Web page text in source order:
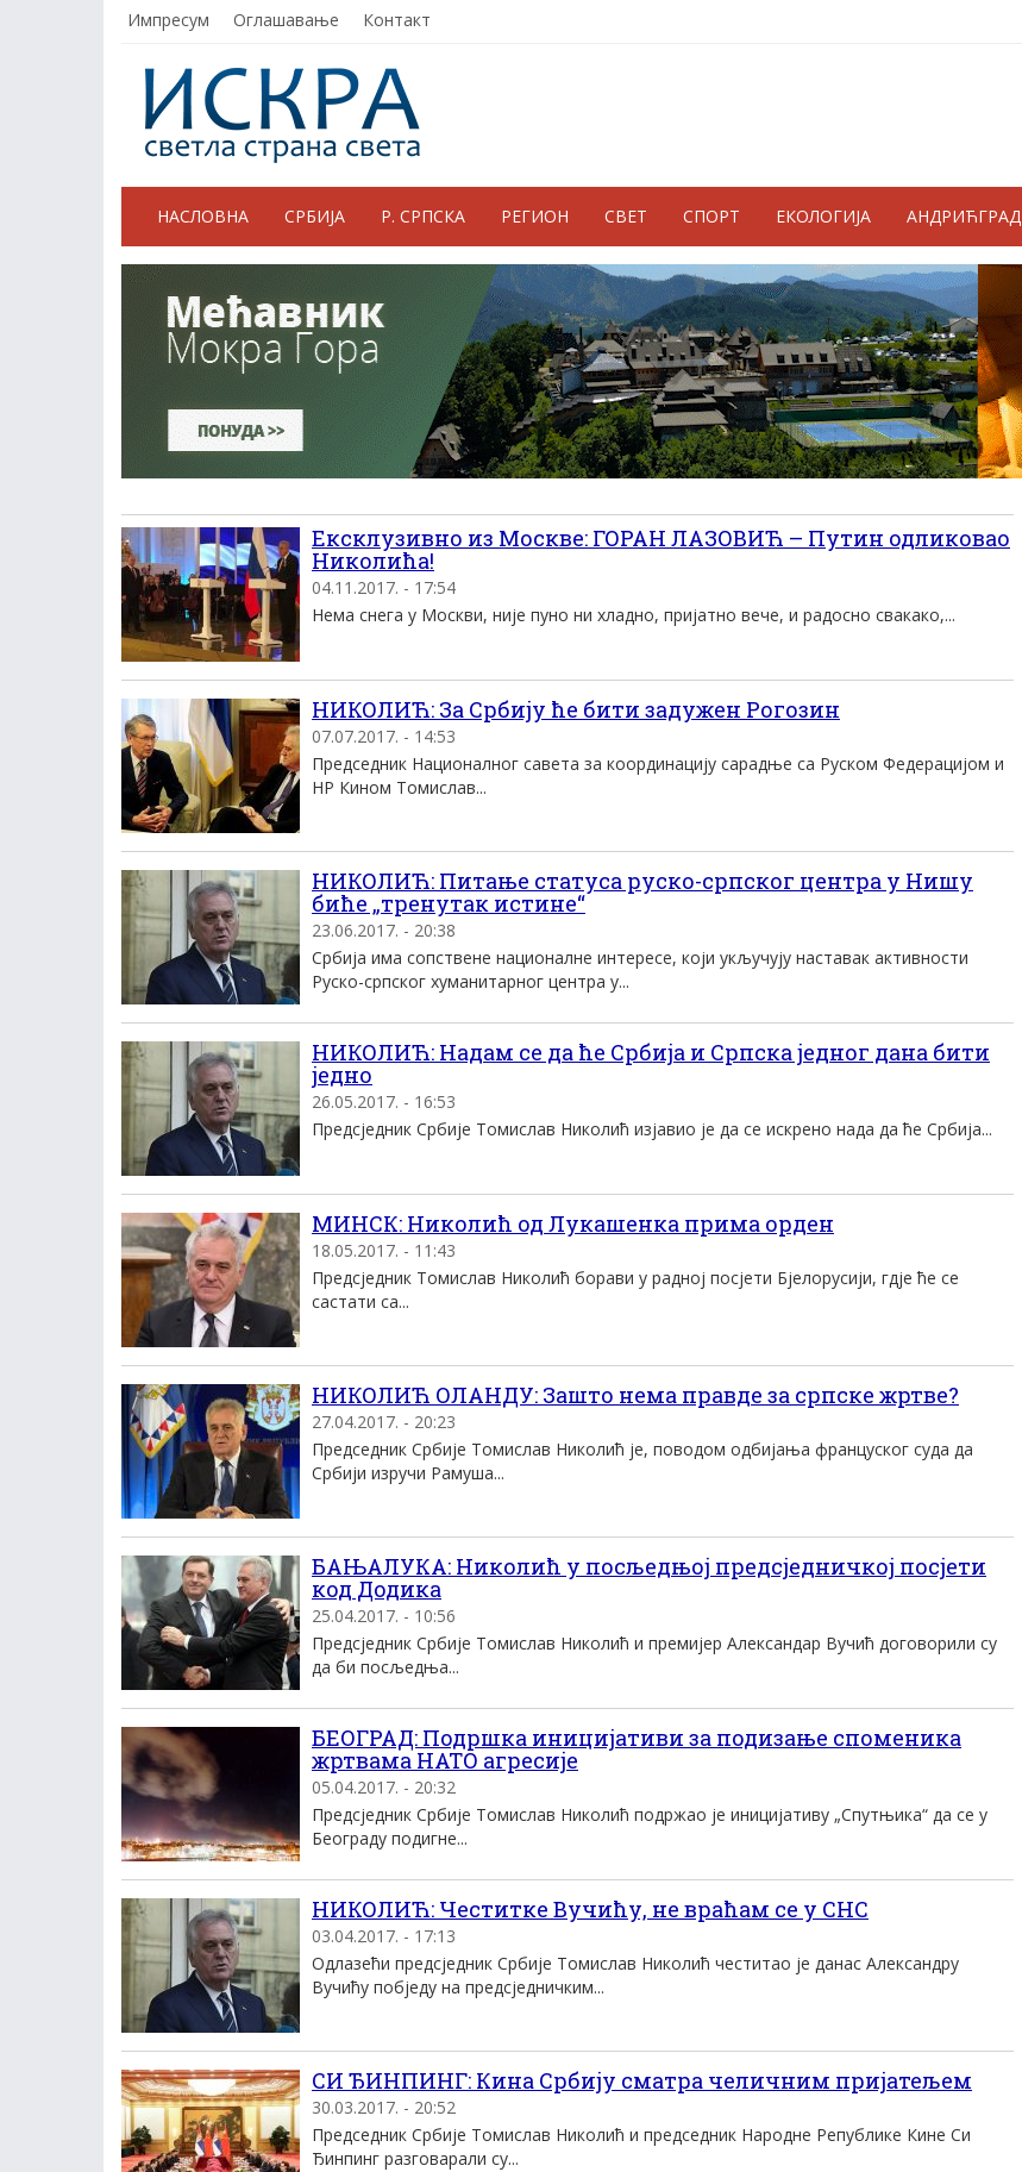
Импресум Оглашавање Контакт
НАСЛОВНА СРБИЈА Р. СРПСКА РЕГИОН СВЕТ СПОРТ ЕКОЛОГИЈА АНДРИЋГРАД
Ексклузивно из Москве: ГОРАН ЛАЗОВИЋ – Путин одликовао
Николића!
04.11.2017. - 17:54
Нема снега у Москви, није пуно ни хладно, пријатно вече, и радосно свакако,...
НИКОЛИЋ: За Србију ће бити задужен Рогозин
07.07.2017. - 14:53
Председник Националног савета за координацију сарадње са Руском Федерацијом и
НР Кином Томислав...
НИКОЛИЋ: Питање статуса руско-српског центра у Нишу
биће „тренутак истине“
23.06.2017. - 20:38
Србија има сопствене националне интересе, који укључују наставак активности
Руско-српског хуманитарног центра у...
НИКОЛИЋ: Надам се да ће Србија и Српска једног дана бити
једно
26.05.2017. - 16:53
Предсједник Србије Томислав Николић изјавио је да се искрено нада да ће Србија...
МИНСК: Николић од Лукашенка прима орден
18.05.2017. - 11:43
Предсједник Томислав Николић борави у радној посјети Бјелорусији, гдје ће се
састати са...
НИКОЛИЋ ОЛАНДУ: Зашто нема правде за српске жртве?
27.04.2017. - 20:23
Председник Србије Томислав Николић је, поводом одбијања француског суда да
Србији изручи Рамуша...
БАЊАЛУКА: Николић у посљедњој предсједничкој посјети
код Додика
25.04.2017. - 10:56
Предсједник Србије Томислав Николић и премијер Александар Вучић договорили су
да би посљедња...
БЕОГРАД: Подршка иницијативи за подизање споменика
жртвама НАТО агресије
05.04.2017. - 20:32
Предсједник Србије Томислав Николић подржао је иницијативу „Спутњика“ да се у
Београду подигне...
НИКОЛИЋ: Честитке Вучићу, не враћам се у СНС
03.04.2017. - 17:13
Одлазећи предсједник Србије Томислав Николић честитао је данас Александру
Вучићу побједу на предсједничким...
СИ ЂИНПИНГ: Кина Србију сматра челичним пријатељем
30.03.2017. - 20:52
Председник Србије Томислав Николић и председник Народне Републике Кине Си
Ђинпинг разговарали су...